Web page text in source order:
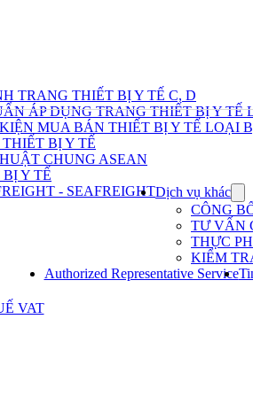
TRANG THIẾT BỊ Y TẾ C, D
ÁP DỤNG TRANG THIẾT BỊ Y TẾ
MUA BÁN THIẾT BỊ Y TẾ LOẠI
BỊ Y TẾ
CHUNG ASEAN
Y TẾ
- SEAFREIGHTDịch vụ khác
for
vụ
CÔNG
TƯ VẤN
THỰC
KIỂM
VAT
Authorized Representative Service